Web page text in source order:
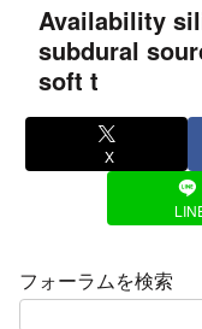
Availability
subdural
soft t
X
フォーラムを検索